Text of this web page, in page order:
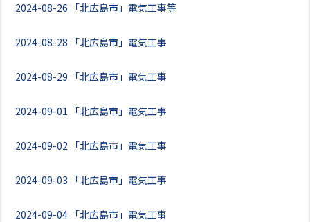
2024-08-26 「北広島市」電気工事等
2024-08-28 「北広島市」電気工事
2024-08-29 「北広島市」電気工事
2024-09-01 「北広島市」電気工事
2024-09-02 「北広島市」電気工事
2024-09-03 「北広島市」電気工事
2024-09-04 「北広島市」電気工事